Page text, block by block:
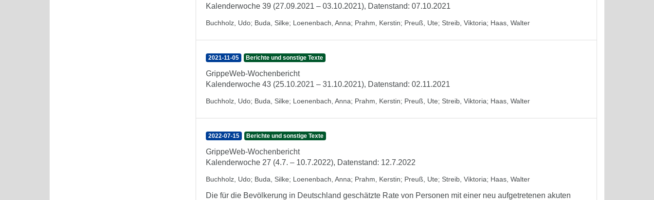
Kalenderwoche 39 (27.09.2021 – 03.10.2021), Datenstand: 07.10.2021
Buchholz, Udo; Buda, Silke; Loenenbach, Anna; Prahm, Kerstin; Preuß, Ute; Streib, Viktoria; Haas, Walter
2021-11-05 Berichte und sonstige Texte
GrippeWeb-Wochenbericht
Kalenderwoche 43 (25.10.2021 – 31.10.2021), Datenstand: 02.11.2021
Buchholz, Udo; Buda, Silke; Loenenbach, Anna; Prahm, Kerstin; Preuß, Ute; Streib, Viktoria; Haas, Walter
2022-07-15 Berichte und sonstige Texte
GrippeWeb-Wochenbericht
Kalenderwoche 27 (4.7. – 10.7.2022), Datenstand: 12.7.2022
Buchholz, Udo; Buda, Silke; Loenenbach, Anna; Prahm, Kerstin; Preuß, Ute; Streib, Viktoria; Haas, Walter
Die für die Bevölkerung in Deutschland geschätzte Rate von Personen mit einer neu aufgetretenen akuten